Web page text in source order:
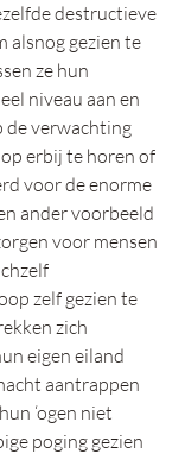
destructieve
alsnog gezien te
ze hun
niveau aan en
de verwachting
erbij te horen of
voor de enorme
ander voorbeeld
voor mensen
zelf gezien te
zich
eigen eiland
aantrappen
‘ogen niet
poging gezien